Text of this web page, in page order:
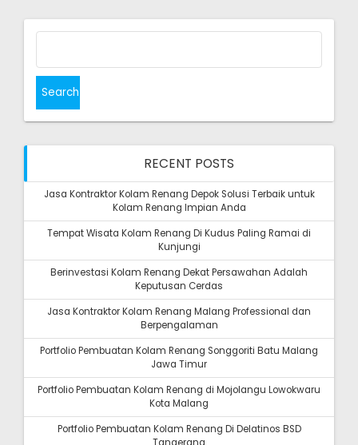
Search
RECENT POSTS
Jasa Kontraktor Kolam Renang Depok Solusi Terbaik untuk
Kolam Renang Impian Anda
Tempat Wisata Kolam Renang Di Kudus Paling Ramai di
Kunjungi
Berinvestasi Kolam Renang Dekat Persawahan Adalah
Keputusan Cerdas
Jasa Kontraktor Kolam Renang Malang Professional dan
Berpengalaman
Portfolio Pembuatan Kolam Renang Songgoriti Batu Malang
Jawa Timur
Portfolio Pembuatan Kolam Renang di Mojolangu Lowokwaru
Kota Malang
Portfolio Pembuatan Kolam Renang Di Delatinos BSD